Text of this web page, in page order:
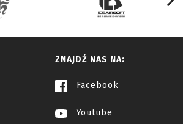
ZNAJDŹ NAS NA:
Facebook
Youtube